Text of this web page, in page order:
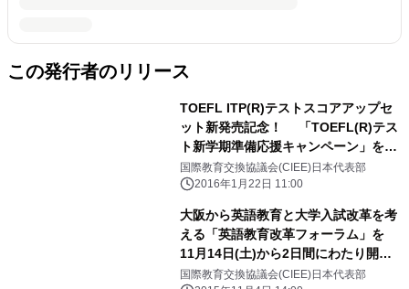
この発行者のリリース
TOEFL ITP(R)テストスコアアップセ
ット新発売記念！ 「TOEFL(R)テス
ト新学期準備応援キャンペーン」を開
催！ CIEEのショップのみで取り扱
うオンライン模試も期間限定の特別価
国際教育交換協議会(CIEE)日本代表部
2016年1月22日 11:00
大阪から英語教育と大学入試改革を考
える「英語教育改革フォーラム」を
11月14日(土)から2日間にわたり開
催！11月9日申込締切
国際教育交換協議会(CIEE)日本代表部